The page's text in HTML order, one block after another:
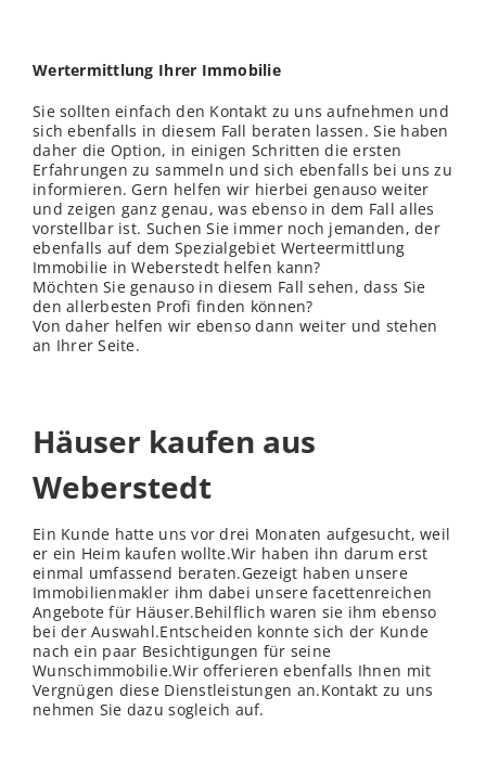
Wertermittlung Ihrer Immobilie
Sie sollten einfach den Kontakt zu uns aufnehmen und
sich ebenfalls in diesem Fall beraten lassen. Sie haben
daher die Option, in einigen Schritten die ersten
Erfahrungen zu sammeln und sich ebenfalls bei uns zu
informieren. Gern helfen wir hierbei genauso weiter
und zeigen ganz genau, was ebenso in dem Fall alles
vorstellbar ist. Suchen Sie immer noch jemanden, der
ebenfalls auf dem Spezialgebiet Werteermittlung
Immobilie in Weberstedt helfen kann?
Möchten Sie genauso in diesem Fall sehen, dass Sie
den allerbesten Profi finden können?
Von daher helfen wir ebenso dann weiter und stehen
an Ihrer Seite.
Häuser kaufen aus
Weberstedt
Ein Kunde hatte uns vor drei Monaten aufgesucht, weil
er ein Heim kaufen wollte.Wir haben ihn darum erst
einmal umfassend beraten.Gezeigt haben unsere
Immobilienmakler ihm dabei unsere facettenreichen
Angebote für Häuser.Behilflich waren sie ihm ebenso
bei der Auswahl.Entscheiden konnte sich der Kunde
nach ein paar Besichtigungen für seine
Wunschimmobilie.Wir offerieren ebenfalls Ihnen mit
Vergnügen diese Dienstleistungen an.Kontakt zu uns
nehmen Sie dazu sogleich auf.